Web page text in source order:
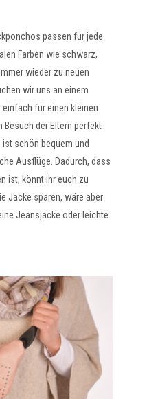
passen für jede
Farben wie schwarz,
wieder zu neuen
wir uns an einem
für einen kleinen
der Eltern perfekt
schön bequem und
Ausflüge. Dadurch, dass
ist, könnt ihr euch zu
Jacke sparen, wäre aber
Jeansjacke oder leichte